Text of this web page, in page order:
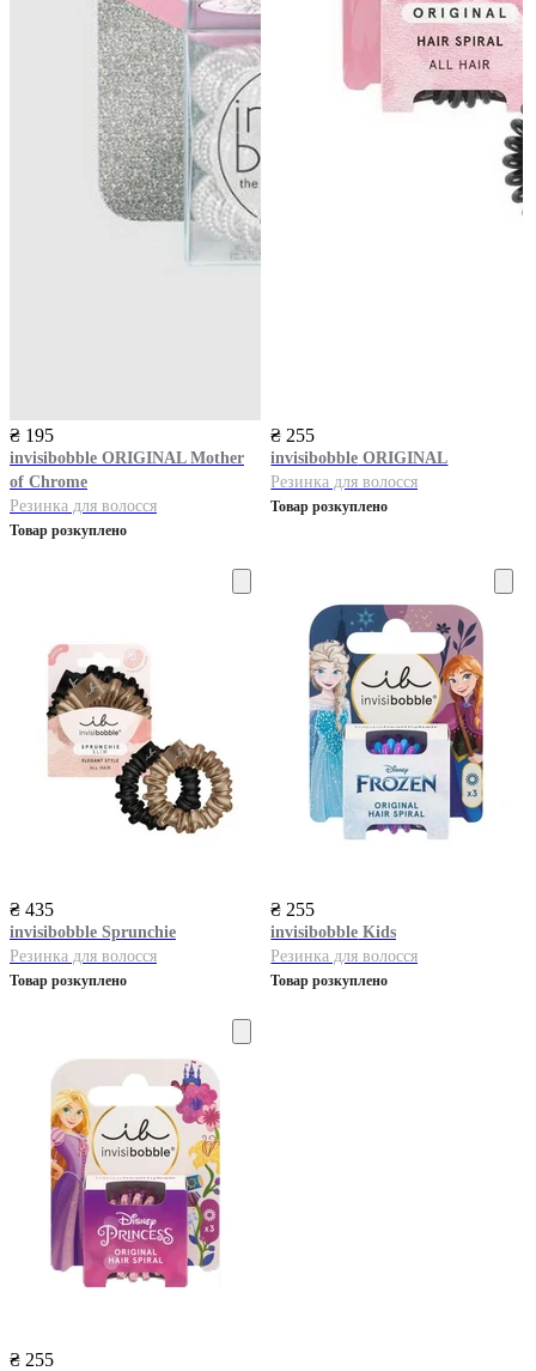
₴ 195
invisibobble ORIGINAL Mother
of Chrome
Резинка для волосся
Товар розкуплено
₴ 255
invisibobble ORIGINAL
Резинка для волосся
Товар розкуплено
₴ 435
invisibobble Sprunchie
Резинка для волосся
Товар розкуплено
₴ 255
invisibobble Kids
Резинка для волосся
Товар розкуплено
₴ 255